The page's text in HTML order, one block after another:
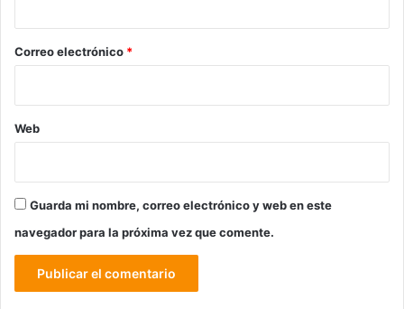
*
Correo electrónico *
Web
Guarda mi nombre, correo electrónico y web en este
navegador para la próxima vez que comente.